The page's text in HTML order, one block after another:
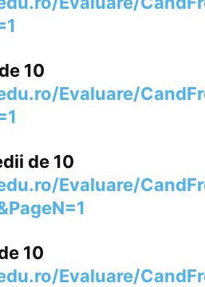
10
Evaluare/
de 10
Evaluare/
10
Evaluare/